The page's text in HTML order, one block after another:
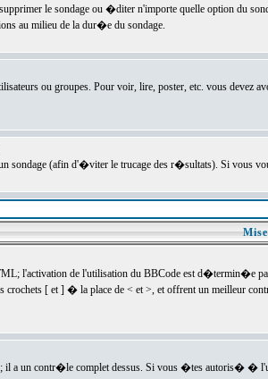
le sondage ou �diter n'importe quelle option du
au milieu de la dur�e du sondage.
ou groupes. Pour voir, lire, poster, etc. vous devez
sondage (afin d'�viter le trucage des r�sultats). Si vous
l'activation de l'utilisation du BBCode est d�termin�e
crochets [ et ] � la place de < et >, et offrent un meilleur
a un contr�le complet dessus. Si vous �tes autoris� �